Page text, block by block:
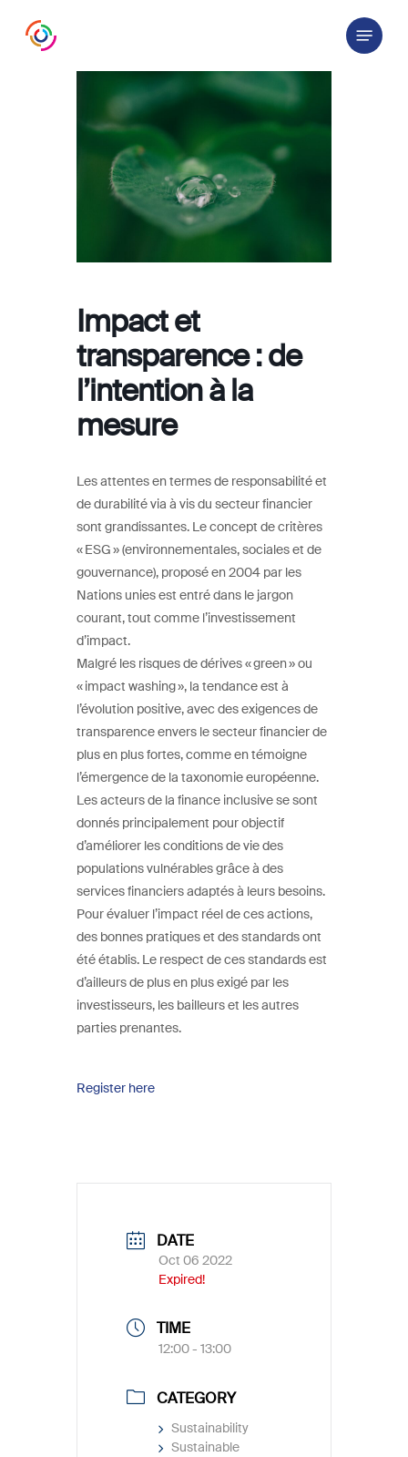
Menu
Impact et
transparence : de
l’intention à la
mesure
Les attentes en termes de responsabilité et
de durabilité via à vis du secteur financier
sont grandissantes. Le concept de critères
« ESG » (environnementales, sociales et de
gouvernance), proposé en 2004 par les
Nations unies est entré dans le jargon
courant, tout comme l’investissement
d’impact.
Malgré les risques de dérives « green » ou
« impact washing », la tendance est à
l’évolution positive, avec des exigences de
transparence envers le secteur financier de
plus en plus fortes, comme en témoigne
l’émergence de la taxonomie européenne.
Les acteurs de la finance inclusive se sont
donnés principalement pour objectif
d’améliorer les conditions de vie des
populations vulnérables grâce à des
services financiers adaptés à leurs besoins.
Pour évaluer l’impact réel de ces actions,
des bonnes pratiques et des standards ont
été établis. Le respect de ces standards est
d’ailleurs de plus en plus exigé par les
investisseurs, les bailleurs et les autres
parties prenantes.
Register here
DATE
Oct 06 2022
Expired!
TIME
12:00 - 13:00
CATEGORY
Sustainability
Sustainable